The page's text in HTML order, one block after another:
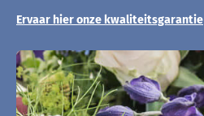
Ervaar hier onze kwaliteitsgarantie